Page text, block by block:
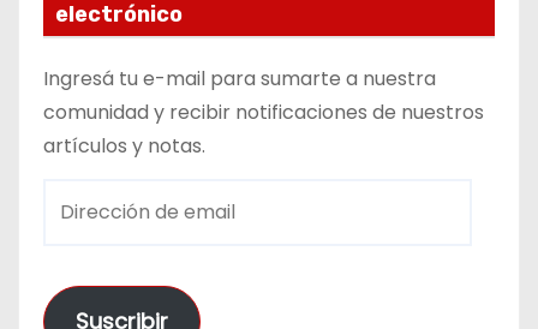
electrónico
Ingresá tu e-mail para sumarte a nuestra
comunidad y recibir notificaciones de nuestros
artículos y notas.
e
Suscribir